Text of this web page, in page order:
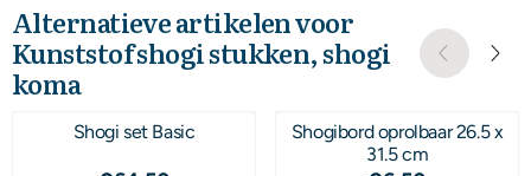
Alternatieve artikelen voor
Kunststof shogi stukken, shogi
koma
Shogi set Basic
Shogibord oprolbaar 26.5 x
31.5 cm